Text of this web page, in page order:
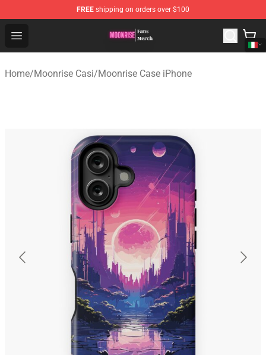
FREE shipping on orders over $100
Open menu
Moonrise Store - Official Moonrise Merchandise Shop
Home/Moonrise Casi/Moonrise Case iPhone